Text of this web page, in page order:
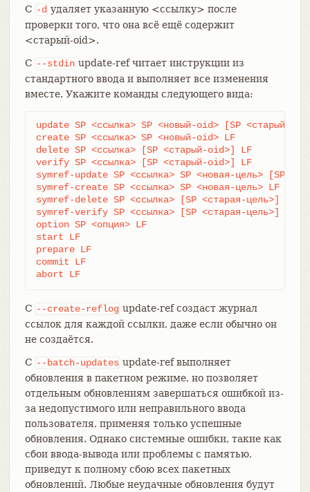
С -d удаляет указанную <ссылку> после
проверки того, что она всё ещё содержит
<старый-oid>.
С --stdin update-ref читает инструкции из
стандартного ввода и выполняет все изменения
вместе. Укажите команды следующего вида:
update SP <ссылка> SP <новый-oid> [SP <старый-
create SP <ссылка> SP <новый-oid> LF
delete SP <ссылка> [SP <старый-oid>] LF
verify SP <ссылка> [SP <старый-oid>] LF
symref-update SP <ссылка> SP <новая-цель> [SP
symref-create SP <ссылка> SP <новая-цель> LF
symref-delete SP <ссылка> [SP <старая-цель>] LF
symref-verify SP <ссылка> [SP <старая-цель>] LF
option SP <опция> LF
start LF
prepare LF
commit LF
abort LF
С --create-reflog update-ref создаст журнал
ссылок для каждой ссылки, даже если обычно он
не создаётся.
С --batch-updates update-ref выполняет
обновления в пакетном режиме, но позволяет
отдельным обновлениям завершаться ошибкой из-
за недопустимого или неправильного ввода
пользователя, применяя только успешные
обновления. Однако системные ошибки, такие как
сбои ввода-вывода или проблемы с памятью,
приведут к полному сбою всех пакетных
обновлений. Любые неудачные обновления будут